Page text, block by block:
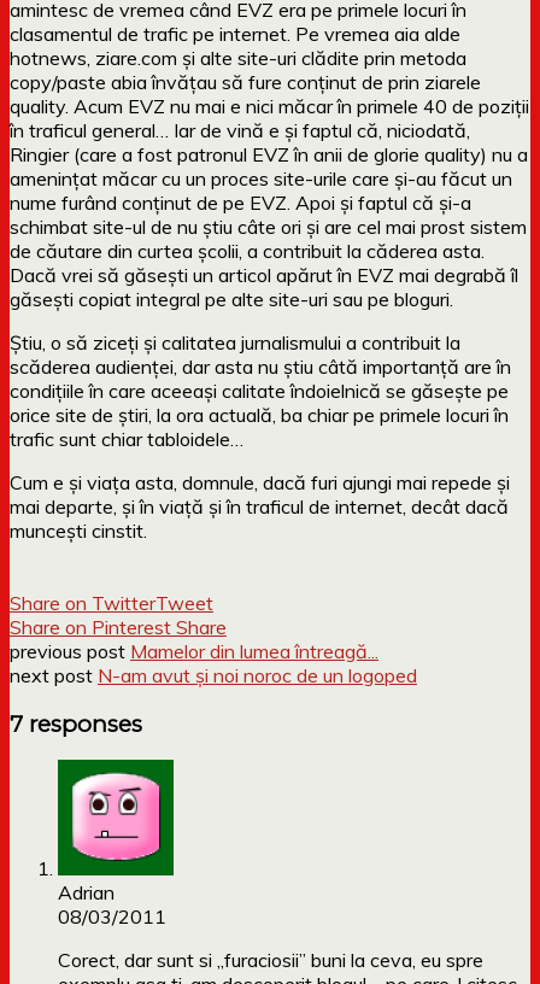
amintesc de vremea când EVZ era pe primele locuri în
clasamentul de trafic pe internet. Pe vremea aia alde
hotnews, ziare.com și alte site-uri clădite prin metoda
copy/paste abia învățau să fure conținut de prin ziarele
quality. Acum EVZ nu mai e nici măcar în primele 40 de poziții
în traficul general… Iar de vină e și faptul că, niciodată,
Ringier (care a fost patronul EVZ în anii de glorie quality) nu a
amenințat măcar cu un proces site-urile care și-au făcut un
nume furând conținut de pe EVZ. Apoi și faptul că și-a
schimbat site-ul de nu știu câte ori și are cel mai prost sistem
de căutare din curtea școlii, a contribuit la căderea asta.
Dacă vrei să găsești un articol apărut în EVZ mai degrabă îl
găsești copiat integral pe alte site-uri sau pe bloguri.
Știu, o să ziceți și calitatea jurnalismului a contribuit la
scăderea audienței, dar asta nu știu câtă importanță are în
condițiile în care aceeași calitate îndoielnică se găsește pe
orice site de știri, la ora actuală, ba chiar pe primele locuri în
trafic sunt chiar tabloidele…
Cum e și viața asta, domnule, dacă furi ajungi mai repede și
mai departe, și în viață și în traficul de internet, decât dacă
muncești cinstit.
Share on TwitterTweet
Share on Pinterest Share
previous post Mamelor din lumea întreagă...
next post N-am avut și noi noroc de un logoped
7 responses
Adrian
08/03/2011
Corect, dar sunt si „furaciosii” buni la ceva, eu spre